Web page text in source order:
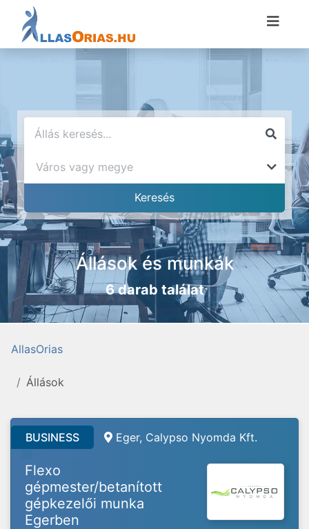
Állások és munkák
6 darab találat
AllasOrias
Állások
BUSINESS Eger, Calypso Nyomda Kft.
Flexo
gépmester/betanított
gépkezelői munka
Egerben